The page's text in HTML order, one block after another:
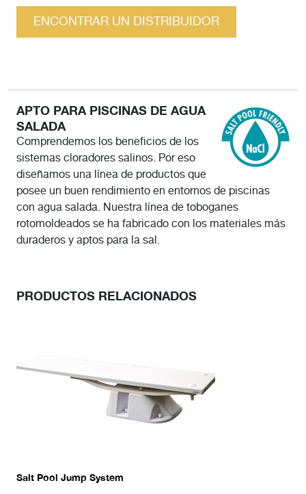
ENCONTRAR UN DISTRIBUIDOR
APTO PARA PISCINAS DE AGUA
SALADA
Comprendemos los beneficios de los
sistemas cloradores salinos. Por eso
diseñamos una línea de productos que
posee un buen rendimiento en entornos de piscinas
con agua salada. Nuestra línea de toboganes
rotomoldeados se ha fabricado con los materiales más
duraderos y aptos para la sal.
PRODUCTOS RELACIONADOS
Salt Pool Jump System